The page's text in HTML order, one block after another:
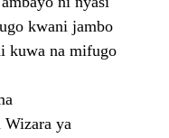
kwani jambo
kuwa na mifugo
Wizara ya